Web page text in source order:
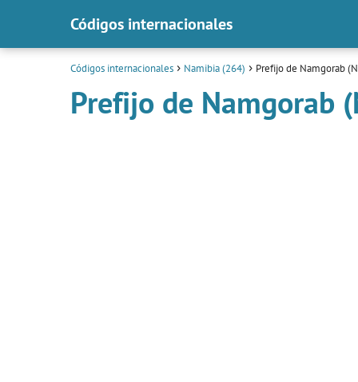
Códigos internacionales
Códigos internacionales Namibia (264) Prefijo de Namgorab
Prefijo de Namgorab